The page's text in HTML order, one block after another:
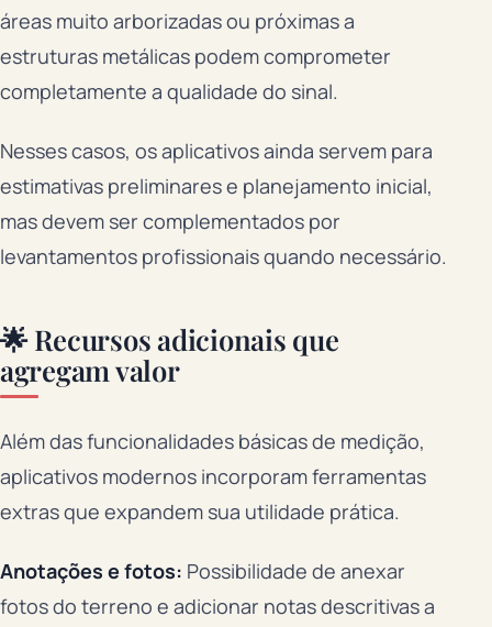
áreas muito arborizadas ou próximas a
estruturas metálicas podem comprometer
completamente a qualidade do sinal.
Nesses casos, os aplicativos ainda servem para
estimativas preliminares e planejamento inicial,
mas devem ser complementados por
levantamentos profissionais quando necessário.
🌟 Recursos adicionais que
agregam valor
Além das funcionalidades básicas de medição,
aplicativos modernos incorporam ferramentas
extras que expandem sua utilidade prática.
Anotações e fotos: Possibilidade de anexar
fotos do terreno e adicionar notas descritivas a